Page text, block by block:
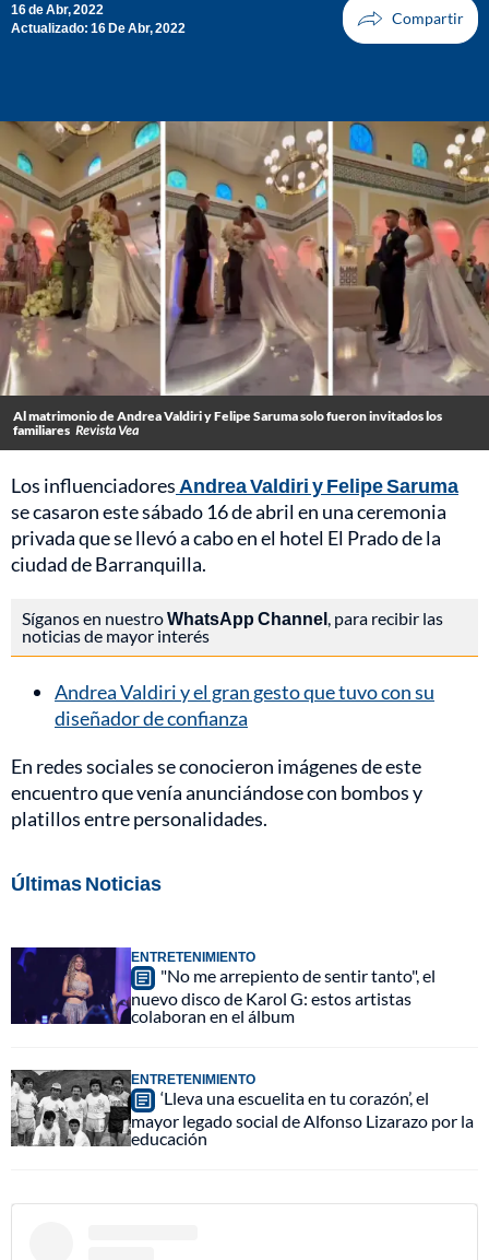
16 de Abr, 2022
Actualizado: 16 De Abr, 2022
Al matrimonio de Andrea Valdiri y Felipe Saruma solo fueron invitados los
familiares Revista Vea
Los influenciadores Andrea Valdiri y Felipe Saruma
se casaron este sábado 16 de abril en una ceremonia
privada que se llevó a cabo en el hotel El Prado de la
ciudad de Barranquilla.
Síganos en nuestroWhatsApp Channel, para recibir las
noticias de mayor interés
Andrea Valdiri y el gran gesto que tuvo con su
diseñador de confianza
En redes sociales se conocieron imágenes de este
encuentro que venía anunciándose con bombos y
platillos entre personalidades.
Últimas Noticias
ENTRETENIMIENTO
"No me arrepiento de sentir tanto", el
nuevo disco de Karol G: estos artistas
colaboran en el álbum
ENTRETENIMIENTO
‘Lleva una escuelita en tu corazón’, el
mayor legado social de Alfonso Lizarazo por la
educación